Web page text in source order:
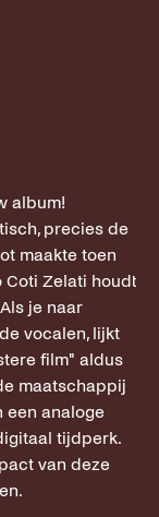
album!
precies de
maakte toen
Coti Zelati houdt
je naar
vocalen, lijkt
film" aldus
maatschappij
een analoge
tijdperk.
van deze